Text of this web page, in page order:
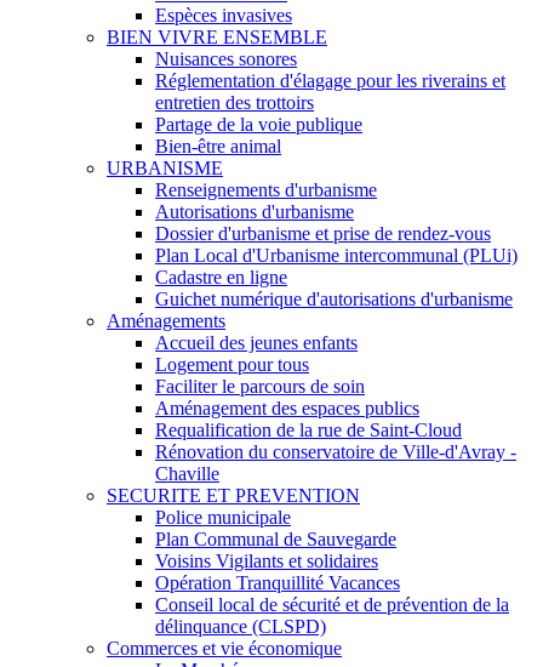
Espèces invasives
BIEN VIVRE ENSEMBLE
Nuisances sonores
Réglementation d'élagage pour les riverains et
entretien des trottoirs
Partage de la voie publique
Bien-être animal
URBANISME
Renseignements d'urbanisme
Autorisations d'urbanisme
Dossier d'urbanisme et prise de rendez-vous
Plan Local d'Urbanisme intercommunal (PLUi)
Cadastre en ligne
Guichet numérique d'autorisations d'urbanisme
Aménagements
Accueil des jeunes enfants
Logement pour tous
Faciliter le parcours de soin
Aménagement des espaces publics
Requalification de la rue de Saint-Cloud
Rénovation du conservatoire de Ville-d'Avray -
Chaville
SECURITE ET PREVENTION
Police municipale
Plan Communal de Sauvegarde
Voisins Vigilants et solidaires
Opération Tranquillité Vacances
Conseil local de sécurité et de prévention de la
délinquance (CLSPD)
Commerces et vie économique